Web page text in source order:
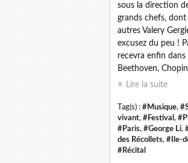
sous la direction
grands chefs,
autres Valery
excusez du peu !
recevra enfin dans
Beethoven,
Lire la suite
Tag(s) : #Musique,
vivant, #Festival ,
#Paris, #George Li,
des Récollets, #Ile-
#Récital